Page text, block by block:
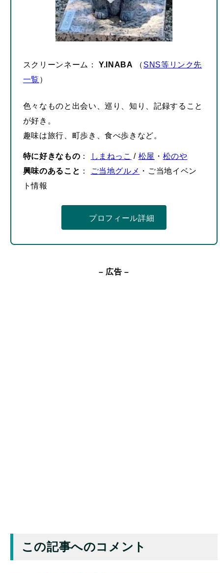
スクリーンネーム：Y.INABA （ SNS等リンク先
一覧 ）
色々なものと出会い、巡り、知り、記録すること
が好き。
趣味は旅行、町歩き、食べ歩きなど。
特に好きなもの ： しまねっこ / 松屋 ・ 松のや
興味のあること ： ご当地グルメ ・ご当地イベン
ト情報
プロフィール詳細
– 広告 –
この記事へのコメント